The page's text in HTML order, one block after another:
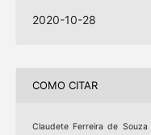
2020-10-28
COMO CITAR
Claudete Ferreira de Souza